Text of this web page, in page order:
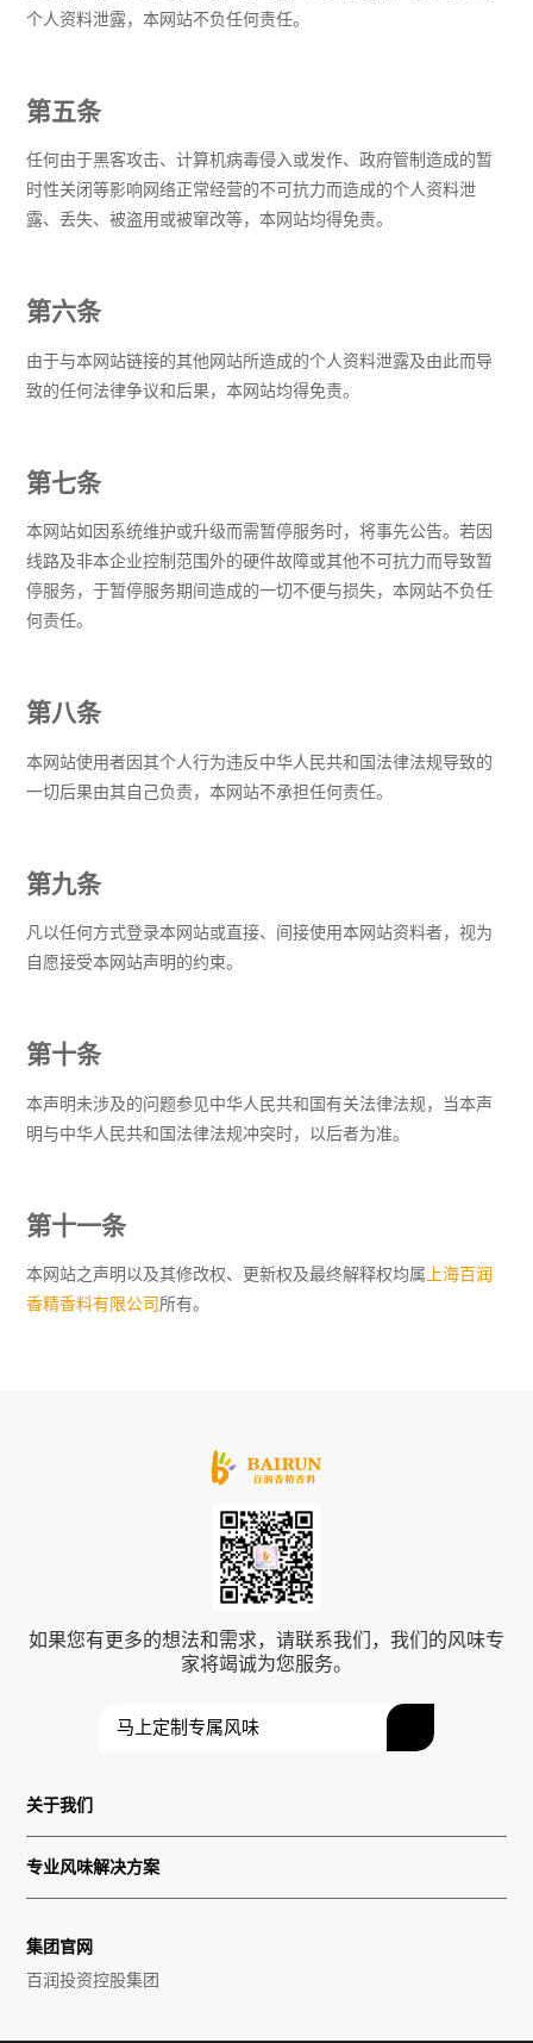
个人资料泄露，本网站不负任何责任。
第五条
任何由于黑客攻击、计算机病毒侵入或发作、政府管制造成的暂
时性关闭等影响网络正常经营的不可抗力而造成的个人资料泄
露、丢失、被盗用或被窜改等，本网站均得免责。
第六条
由于与本网站链接的其他网站所造成的个人资料泄露及由此而导
致的任何法律争议和后果，本网站均得免责。
第七条
本网站如因系统维护或升级而需暂停服务时，将事先公告。若因
线路及非本企业控制范围外的硬件故障或其他不可抗力而导致暂
停服务，于暂停服务期间造成的一切不便与损失，本网站不负任
何责任。
第八条
本网站使用者因其个人行为违反中华人民共和国法律法规导致的
一切后果由其自己负责，本网站不承担任何责任。
第九条
凡以任何方式登录本网站或直接、间接使用本网站资料者，视为
自愿接受本网站声明的约束。
第十条
本声明未涉及的问题参见中华人民共和国有关法律法规，当本声
明与中华人民共和国法律法规冲突时，以后者为准。
第十一条
本网站之声明以及其修改权、更新权及最终解释权均属 上海百润
香精香料有限公司所有。
关于我们
专业风味解决方案
如果您有更多的想法和需求，请联系我们，我们的风味专
家将竭诚为您服务。
马上定制专属风味
集团官网
百润投资控股集团